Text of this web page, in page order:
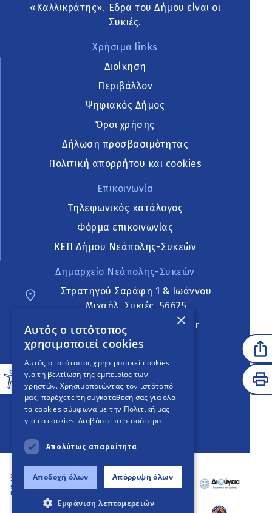
«Καλλικράτης». Έδρα του Δήμου είναι οι
Συκιές.
Χρήσιμα links
Διοίκηση
Περιβάλλον
Ψηφιακός Δήμος
Όροι χρήσης
Δήλωση προσβασιμότητας
Πολιτική απορρήτου και cookies
Επικοινωνία
Τηλεφωνικός κατάλογος
Φόρμα επικοινωνίας
ΚΕΠ Δήμου Νεάπολης-Συκεών
Δημαρχείο Νεάπολης-Συκεών
Στρατηγού Σαράφη 1 & Ιωάννου
Μιχαήλ, Συκιές, 56625
neapoli.sykies@ddt.gov.gr
Ακολουθήστε
English Version
An project
×
Αυτός ο ιστότοπος
χρησιμοποιεί cookies
Αυτός ο ιστότοπος χρησιμοποιεί cookies
για τη βελτίωση της εμπειρίας των
χρηστών. Χρησιμοποιώντας τον ιστότοπό
μας, παρέχετε τη συγκατάθεσή σας για όλα
τα cookies σύμφωνα με την Πολιτική μας
για τα cookies. Διαβάστε περισσότερα
Απολύτως απαραίτητα
Αποδοχή όλων Απόρριψη όλων
Εμφάνιση λεπτομερειών